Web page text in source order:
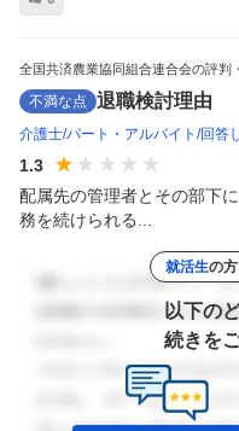
全国共済農業協同組合連合会の評判
不満な点 退職検討理由
介護士 パート・アルバイト 回答
1.3
配属先の管理者とその部下
務を続けられる...
就活生の
以下の
続きを